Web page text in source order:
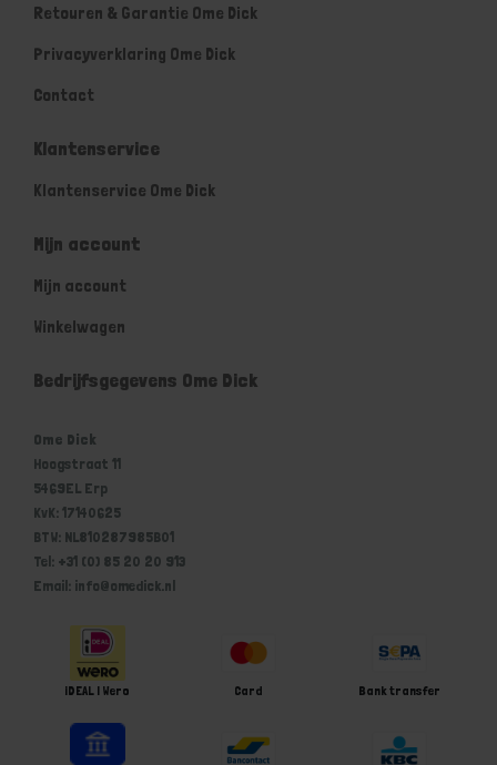
Retouren & Garantie Ome Dick
Privacyverklaring Ome Dick
Contact
Klantenservice
Klantenservice Ome Dick
Mijn account
Mijn account
Winkelwagen
Bedrijfsgegevens Ome Dick
Ome Dick
Hoogstraat 11
5469EL Erp
KvK: 17140625
BTW: NL810287985B01
Tel: +31 (0) 85 20 20 913
Email: info@omedick.nl
iDEAL | Wero Card Bank transfer